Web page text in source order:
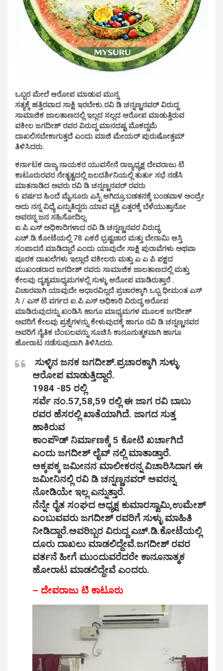
ಒಬ್ಬರ ಮೇಲೆ ಆರೋಪ ಮಾಡುವ ಮುನ್ನ
ಸತ್ಯಕ್ಕೆ ಹತ್ತಿರವಾದ ಸಾಕ್ಷಿ ಇರಬೇಕು.ರವಿ ಡಿ ಚನ್ನಣ್ಣನವರ್ ವಿರುದ್ದ
ಸಾಮಾಜಿಕ ಜಾಲತಾಣದಲ್ಲಿ ಇಲ್ಲದ ಸಲ್ಲದ ಆರೋಪ ಮಾಡುತ್ತಿರುವ
ವಕೀಲ ಜಗದೀಶ್ ರವರ ವಿರುದ್ದ ಮಾನದಷ್ಟ ಮೊಕದ್ದಮೆ
ದಾಖಲಿಸಬೇಕಾಗುತ್ತದೆ ಎಂದು ಮಾಜಿ ಮೇಯರ್ ಪುರುಷೋತ್ತಮ್
ತಿಳಿಸಿದರು.
ಕರ್ನಾಟಕ ರಾಜ್ಯ ನಾಯಕರ ಯುವಸೇನೆ ರಾಜ್ಯಧ್ಯಕ್ಷ ದೇವರಾಜು ಟಿ
ಕಾಟೂರುರವರ ನೇತೃತ್ವದಲ್ಲಿ ಜಲದರ್ಶಿನಿಯಲ್ಲಿ ತುರ್ತು ಸಭೆ ನಡೆಸಿ
ಮಾತನಾಡಿದ ಅವರು ರವಿ ಡಿ ಚನ್ನಣ್ಣನವರ್ ರವರು
6 ವರ್ಷದ ಹಿಂದೆ ಮೈಸೂರು ಎಸ್ಪಿ ಆಗಿದ್ರೂ.ಬಡತನಕ್ಕೆ ಬಂಡವಾಳ ಅಂದ್ರೇ
ಅದು ನನ್ನ ವಿಧ್ಯೆ ಎನ್ನುತಿದ್ದರು.ಯಾವ ವ್ಯಕ್ತಿ ಎತ್ತರಕ್ಕೆ ಬೆಳೆಯುತ್ತಾನೋ
ಅವರನ್ನ ಜನ ಸಹಿಸೋದಿಲ್ಲ.
ಐ.ಪಿ.ಎಸ್ ಅಧಿಕಾರಿಗಳಾದ ರವಿ ಡಿ ಚನ್ನಣ್ಣನವರ ವಿರುದ್ಧ
ಎಚ್.ಡಿ.ಕೋಟೆಯಲ್ಲಿ 78 ಎಕರೆ ಭ್ರಷ್ಟಚಾರ ಮತ್ತು ಬೇನಾಮಿ ಆಸ್ತಿ
ಸಂಪಾದನೆ ಮಾಡಿದ್ದಾರೆ ಎಂದು ಯಾವುದೇ ಸಾಕ್ಷಿ ಪುರಾವೆಗಳು ಅಥವಾ
ಪೂರಕ ದಾಖಲೆಗಳು ಇಲ್ಲಾದೆ ವಕೀಲರು ಮತ್ತು ಎ ಎ ಪಿ ಪಕ್ಷದ
ಮುಖಂಡರಾದ ಜಗದೀಶ್ ರವರು ಸಾಮಾಜಿಕ ಜಾಲತಾಣದಲ್ಲಿ ಮತ್ತು
ಕೇಲವು ದೃಶ್ಯಮಾಧ್ಯಮಗಳಲ್ಲಿ ಸುಳ್ಳು ಆರೋಪ ಮಾಡಿರುತ್ತಾರೆ .
ವಿಚಾರವಾಗಿ ಯಾವುದೇ ಆಧಾರವಿಲ್ಲದೆ ಪ್ರಚಾರಕ್ಕಾಗಿ ಒಬ್ಬ ಧೀಮಂತ ಎಸ್
ಸಿ / ಎಸ್ ಟಿ ವರ್ಗದ ಐ.ಪಿ.ಎಸ್ ಅಧಿಕಾರಿ ವಿರುದ್ಧ ಆರೋಪ
ಮಾಡಿರುವುದನ್ನು ಖಂಡಿಸಿ ಹಾಗೂ ಮಾಧ್ಯಮಗಳ ಮೂಲಕ ಜಗದೀಶ್
ಅವರಿಗೆ ಕೇಲವು ಪ್ರಶ್ನೆಗಳನ್ನು ಕೇಳುವುದಕ್ಕೆ ಹಾಗೂ ರವಿ ಡಿ ಚನ್ನಣ್ಣನವರ
ಅವರಿಗೆ ನೈತಿಕ ಬೆಂಬಲವನ್ನು ಸೂಚಿಸಿ ಕಾನೂನುತ್ಮಕವಾಗಿ ಹಾಗೂ
ಹೋರಾಟ ನಡೆಸುವುದಾಗಿ ತಿಳಿಸಿದರು.
ಸುಳ್ಳಿನ ಜನಕ ಜಗದೀಶ್.ಪ್ರಚಾರಕ್ಕಾಗಿ ಸುಳ್ಳು
ಆರೋಪ ಮಾಡುತ್ತಿದ್ದಾರೆ.
1984 -85 ರಲ್ಲಿ
ಸರ್ವೆ ನಂ.57,58,59 ರಲ್ಲಿ ಈ ಜಾಗ ರವಿ ಬಾಬು
ರವರ ಹೆಸರಲ್ಲಿ ಖಾತೆಯಾಗಿದೆ. ಜಾಗದ ಸುತ್ತ
ಹಾಕಿರುವ
ಕಾಂಪೌಡ್ ನಿರ್ಮಾಣಕ್ಕೆ 5 ಕೋಟಿ ಖರ್ಚಾಗಿದೆ
ಎಂದು ಜಗದೀಶ್ ಲೈವ್ ನಲ್ಲಿ ಮಾತಾಡ್ತಾರೆ.
ಅಕ್ಕಪಕ್ಕ ಜಮೀನನ ಮಾಲೀಕರನ್ನ ವಿಚಾರಿಸಿದಾಗ ಈ
ಜಮೀನಿನಲ್ಲಿ ರವಿ ಡಿ ಚನ್ನಣ್ಣನವರ್ ಅವರನ್ನ
ನೋಡಿಯೇ ಇಲ್ಲ ಎನ್ನುತ್ತಾರೆ.
ನೆನ್ನೇ ರೈತ ಸಂಘದ ಅಧ್ಯಕ್ಷ ಕುಮಾರಸ್ವಾಮಿ,ಉಮೇಶ್
ಎಂಬುವವರು ಜಗದೀಶ್ ರವರಿಗೆ ಸುಳ್ಳು ಮಾಹಿತಿ
ನೀಡಿದ್ದಾರೆ.ಅವರಿಬ್ಬರ ವಿರುದ್ದ ಎಚ್.ಡಿ.ಕೋಟೆಯಲ್ಲಿ
ದೂರು ದಾಖಲು ಮಾಡಲಿದ್ದೇವೆ.ಜಗದೀಶ್ ರವರ
ವರ್ತನೆ ಹೀಗೆ ಮುಂದುವರೆದರೇ ಕಾನೂನಾತ್ಮಕ
ಹೋರಾಟ ಮಾಡಲಿದ್ದೇವೆ ಎಂದರು.
– ದೇವರಾಜು ಟಿ ಕಾಟೂರು